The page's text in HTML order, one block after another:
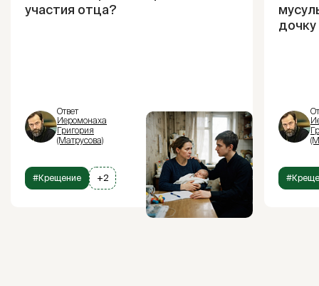
участия отца?
Ответ
Иеромонаха
Григория
(Матрусова)
#Крещение +2
дочку